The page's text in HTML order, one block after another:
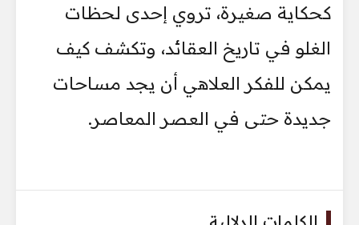
كحكاية صغيرة، تروي إحدى لحظات
الغلو في تاريخ العقائد، وتكشف كيف
يمكن للفكر العلاهي أن يجد مساحات
جديدة حتى في العصر المعاصر.